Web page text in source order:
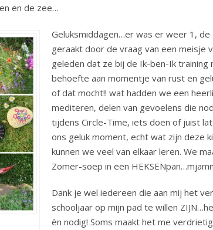
en de zee…
Geluksmiddagen…er was er weer 1,
geraakt door de vraag van een meisje
geleden dat ze bij de Ik-ben-Ik training
behoefte aan momentje van rust en
of dat mocht!! wat hadden we een
mediteren, delen van gevoelens die
tijdens Circle-Time, iets doen of juist
ons geluk moment, echt wat zijn deze
kunnen we veel van elkaar leren. We
Zomer-soep in een
Dank je wel iedereen die aan mij het
schooljaar op mijn pad te willen
èn nodig! Soms maakt het me